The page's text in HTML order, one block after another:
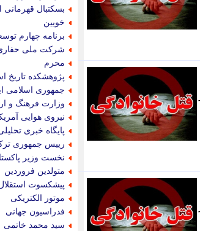
بسکتبال قهرمانی
خویین
برنامه چهارم
شرکت ملی
محرم
پژوهشکده تاریخ
جمهوری اسلامی
وزارت فرهنگ و
نیروی هوایی
پایگاه خبری
رییس جمهوری
نخست وزیر
متولدین فروردین
پیشکسوت
موتور الکتریکی
فدراسیون جهانی
سید محمد خاتمی